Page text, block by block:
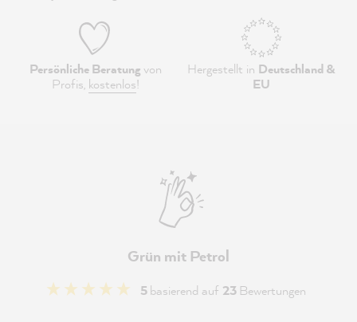
Persönliche Beratungvon
Profis, kostenlos!
Hergestellt in Deutschland &
EU
Grün mit Petrol
5basierend auf 23 Bewertungen